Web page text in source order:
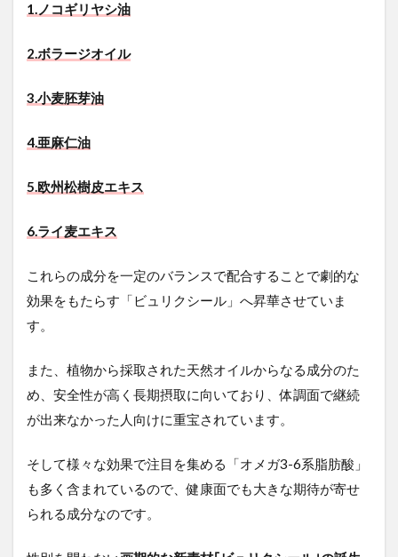
1.ノコギリヤシ油
2.ボラージオイル
3.小麦胚芽油
4.亜麻仁油
5.欧州松樹皮エキス
6.ライ麦エキス
これらの成分を一定のバランスで配合することで劇的な
効果をもたらす「ビュリクシール」へ昇華させていま
す。
また、植物から採取された天然オイルからなる成分のた
め、安全性が高く長期摂取に向いており、体調面で継続
が出来なかった人向けに重宝されています。
そして様々な効果で注目を集める「オメガ3-6系脂肪酸」
も多く含まれているので、健康面でも大きな期待が寄せ
られる成分なのです。